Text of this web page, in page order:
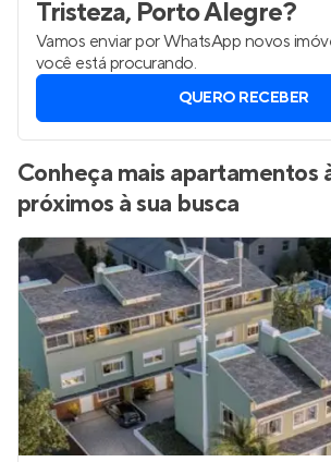
Tristeza, Porto Alegre?
Vamos enviar por WhatsApp novos
você está procurando.
QUERO RECEBER
Conheça mais apartamentos
próximos à sua busca